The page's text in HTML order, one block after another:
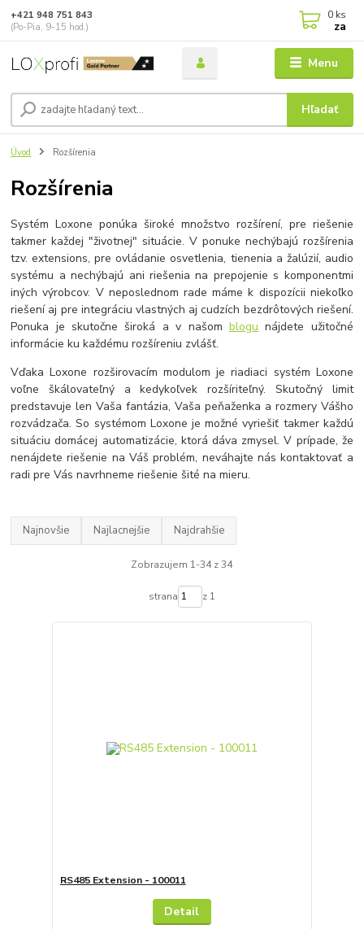
Menu
Hľadať
+421 948 751 843
(Po-Pia, 9-15 hod.)
0 ks
za
Úvod Rozšírenia
Rozšírenia
Systém Loxone ponúka široké množstvo rozšírení, pre riešenie
takmer každej "životnej" situácie. V ponuke nechýbajú rozšírenia
tzv. extensions, pre ovládanie osvetlenia, tienenia a žalúzií, audio
systému a nechýbajú ani riešenia na prepojenie s komponentmi
iných výrobcov. V neposlednom rade máme k dispozícii niekoľko
riešení aj pre integráciu vlastných aj cudzích bezdrôtových riešení.
Ponuka je skutočne široká a v našom blogu nájdete užitočné
informácie ku každému rozšíreniu zvlášť.
Vďaka Loxone rozširovacím modulom je riadiaci systém Loxone
voľne škálovateľný a kedykoľvek rozšíriteľný. Skutočný limit
predstavuje len Vaša fantázia, Vaša peňaženka a rozmery Vášho
rozvádzača. So systémom Loxone je možné vyriešiť takmer každú
situáciu domácej automatizácie, ktorá dáva zmysel. V prípade, že
nenájdete riešenie na Váš problém, neváhajte nás kontaktovať a
radi pre Vás navrhneme riešenie šité na mieru.
Najnovšie Najlacnejšie Najdrahšie
Zobrazujem 1-34 z 34
strana z 1
RS485 Extension - 100011
Detail